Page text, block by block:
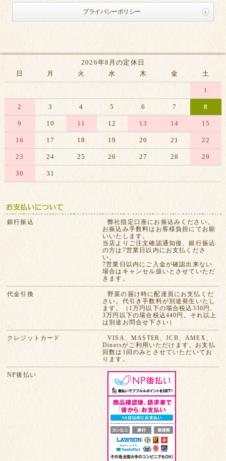
プライバシーポリシー
2026年8月の定休日
日
月 火 水 木 金 土
1
2 3 4 5 6 7 8
9 10 11 12 13 14 15
16 17 18 19 20 21 22
23 24 25 26 27 28 29
30 31
※赤字は休業日です
銀行振込
弊社指定口座にお振込みください。
お振込み手数料はお客様負担にてお願
いいたします。
当店よりご注文確認通知後、銀行振込
の方は7営業日以内にお支払くださ
い。
7営業日以内にご入金が確認出来ない
場合はキャンセル扱いとさせていただ
きます。
代金引換
野菜の届け時に配達員にお支払くだ
さい。代引き手数料が別途発生いたし
ます。（1万円以下の場合税込330円、
3万円以下の場合税込440円。それ以上
は別途お問合せ下さい）
クレジットカード
VISA、MASTER、JCB、AMEX、
Dinersがご利用いただけます。お支払
回数は1回のみとさせていただいてお
ります。
NP後払い